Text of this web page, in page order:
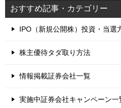
おすすめ記事・カテゴリー
IPO（新規公開株）投資・当選
株主優待タダ取り方法
情報掲載証券会社一覧
実施中証券会社キャンペーン一